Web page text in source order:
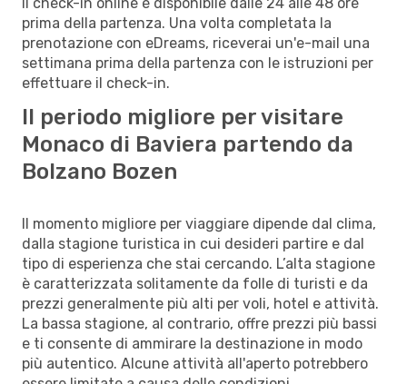
prima della partenza. Una volta completata la
prenotazione con eDreams, riceverai un'e-mail una
settimana prima della partenza con le istruzioni per
effettuare il check-in.
Il periodo migliore per visitare
Monaco di Baviera partendo da
Bolzano Bozen
Il momento migliore per viaggiare dipende dal clima,
dalla stagione turistica in cui desideri partire e dal
tipo di esperienza che stai cercando. L’alta stagione
è caratterizzata solitamente da folle di turisti e da
prezzi generalmente più alti per voli, hotel e attività.
La bassa stagione, al contrario, offre prezzi più bassi
e ti consente di ammirare la destinazione in modo
più autentico. Alcune attività all'aperto potrebbero